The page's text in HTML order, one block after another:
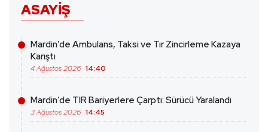
ASAYIŞ
Mardin’de Ambulans, Taksi ve Tır Zincirleme Kazaya
Karıştı
4 Ağustos 2026 14:40
Mardin’de TIR Bariyerlere Çarptı: Sürücü Yaralandı
3 Ağustos 2026 14:45